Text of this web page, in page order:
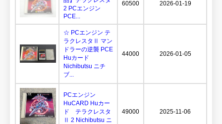
2 PCエンジン
PCE...
60500 2026-01-19
☆ PCエンジン テ
ラクレスタⅡ マン
ドラーの逆襲 PCE
Huカード
Nichibutsu ニチ
ブ...
44000 2026-01-05
PCエンジン
HuCARD Huカー
ド テラクレスタ
Ⅱ 2 Nichibutsu ニ
49000 2025-11-06